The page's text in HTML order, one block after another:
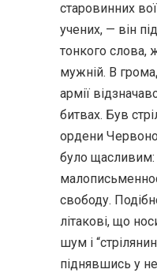
старовинних
учених, — він
тонкого слова,
мужній. В
армії
битвах. Був
ордени
було щасливим:
свободу.
літакові, що
шум і
піднявшись у